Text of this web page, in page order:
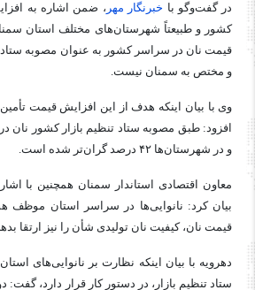
در گفت‌وگو با خبرنگار مهر ، ضمن اشاره به
کشور و طبیعتاً شهرستان‌های مختلف استان
قیمت نان در سراسر کشور به عنوان مصوبه ستاد
و مختص به سمنان نیست.
وی با بیان اینکه هدف از این افزایش قیمت
و در شهرستان‌ها ۴۲ درصد گران‌تر شده است.
معاون اقتصادی استاندار سمنان همچنین با
بیان کرد: نانوایی‌ها در سراسر استان موظف
قیمت نان، کیفیت نان تولیدی شأن را نیز ارتقا
دهرویه با بیان اینکه نظارت بر نانوایی‌های
ستاد تنظیم بازار، در دستور کار قرار دارد، گفت: